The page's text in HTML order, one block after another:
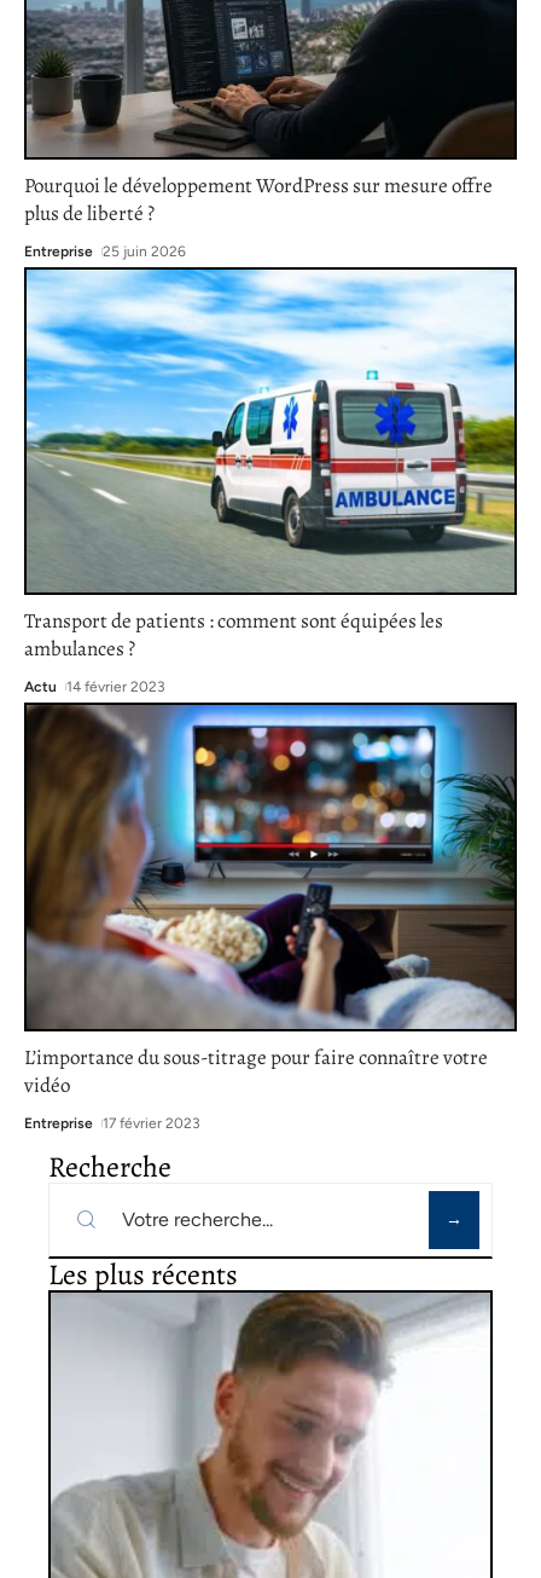
Pourquoi le développement WordPress sur mesure offre
plus de liberté ?
Entreprise 25 juin 2026
Transport de patients : comment sont équipées les
ambulances ?
Actu 14 février 2023
L’importance du sous-titrage pour faire connaître votre
vidéo
Entreprise 17 février 2023
Recherche
Les plus récents